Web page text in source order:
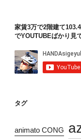
家賃3万で2階建て
でYOUTUBEばかり見
タグ
animato CONG